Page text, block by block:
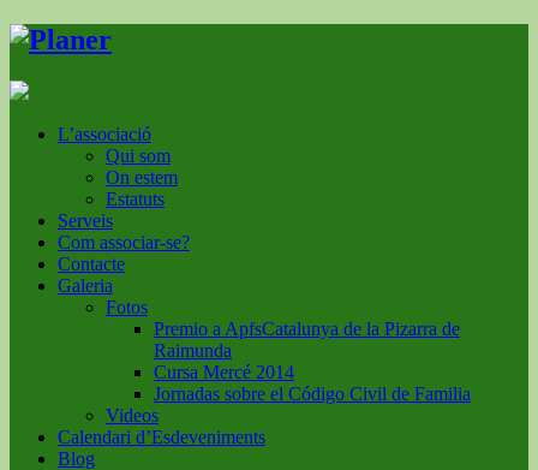
L’associació
Qui som
On estem
Estatuts
Serveis
Com associar-se?
Contacte
Galeria
Fotos
Premio a ApfsCatalunya de la Pizarra de
Raimunda
Cursa Mercé 2014
Jornadas sobre el Código Civil de Familia
Videos
Calendari d’Esdeveniments
Blog